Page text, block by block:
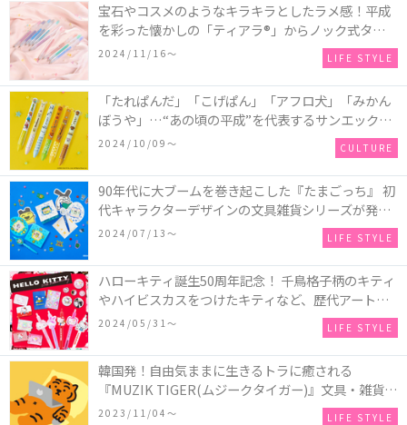
宝石やコスメのようなキラキラとしたラメ感！平成
を彩った懐かしの「ティアラ®」からノック式タイプ
の「ボールサイン® ティアラ®ノック」が新登場！
2024/11/16〜 LIFE STYLE
「たれぱんだ」「こげぱん」「アフロ犬」「みかん
ぼうや」…“あの頃の平成”を代表するサンエックス
キャラクターたちが可愛い♡ 2色ボールペン
「mimi®ペン」シリーズにサンエックスの人気キャ
ラクターが初登場！
2024/10/09〜 CULTURE
90年代に大ブームを巻き起こした『たまごっち』 初
代キャラクターデザインの文具雑貨シリーズが発
売！ダイカット付箋やマスキングテープ、クリアス
2024/07/13〜 LIFE STYLE
ハローキティ誕生50周年記念！ 千鳥格子柄のキティ
やハイビスカスをつけたキティなど、歴代アートが
楽しめる文具雑貨シリーズが発売
2024/05/31〜 LIFE STYLE
韓国発！自由気ままに生きるトラに癒される
『MUZIK TIGER(ムジークタイガー)』文具・雑貨シ
リーズが発売
2023/11/04〜 LIFE STYLE